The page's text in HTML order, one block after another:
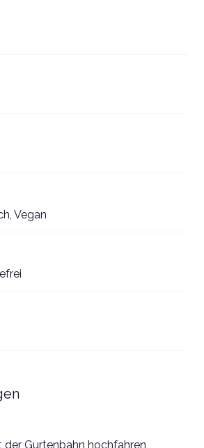
Vegan
der Gurtenbahn hochfahren